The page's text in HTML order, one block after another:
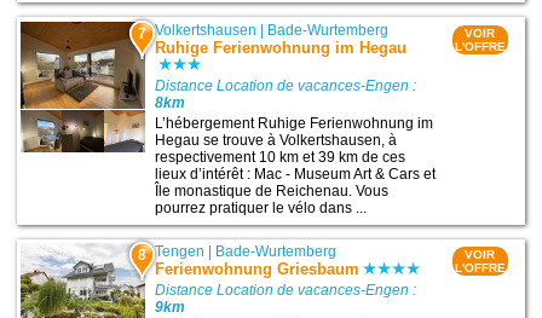
7 Volkertshausen Bade-Wurtemberg
Ruhige Ferienwohnung im Hegau
Distance Location de vacances-Engen :
8km
L’hébergement Ruhige Ferienwohnung im
Hegau se trouve à Volkertshausen, à
respectivement 10 km et 39 km de ces
lieux d’intérêt : Mac - Museum Art & Cars et
Île monastique de Reichenau. Vous
pourrez pratiquer le vélo dans ...
VOIR
L'OFFRE
8 Tengen Bade-Wurtemberg
Ferienwohnung Griesbaum
Distance Location de vacances-Engen :
9km
VOIR
L'OFFRE